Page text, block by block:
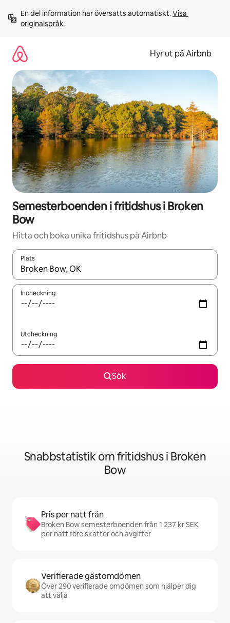
innehåll
En del information har översatts automatiskt. Visa
originalspråk
Hyr ut på Airbnb
Semesterboenden i fritidshus i Broken
Bow
Hitta och boka unika fritidshus på Airbnb
Plats
När resultaten är tillgängliga kan du navigera med upp- och
Incheckning
Utcheckning
Sök
Snabbstatistik om fritidshus i Broken
Bow
Pris per natt från
Broken Bow semesterboenden från 1 237 kr SEK
per natt före skatter och avgifter
Verifierade gästomdömen
Över 290 verifierade omdömen som hjälper dig
att välja